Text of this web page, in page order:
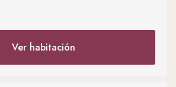
Ver habitación